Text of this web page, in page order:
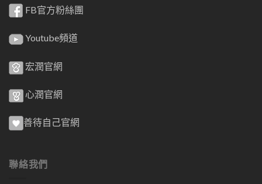
FB官方粉絲團
Youtube頻道
宏潤官網
心潤官網
善待自己官網
聯絡我們